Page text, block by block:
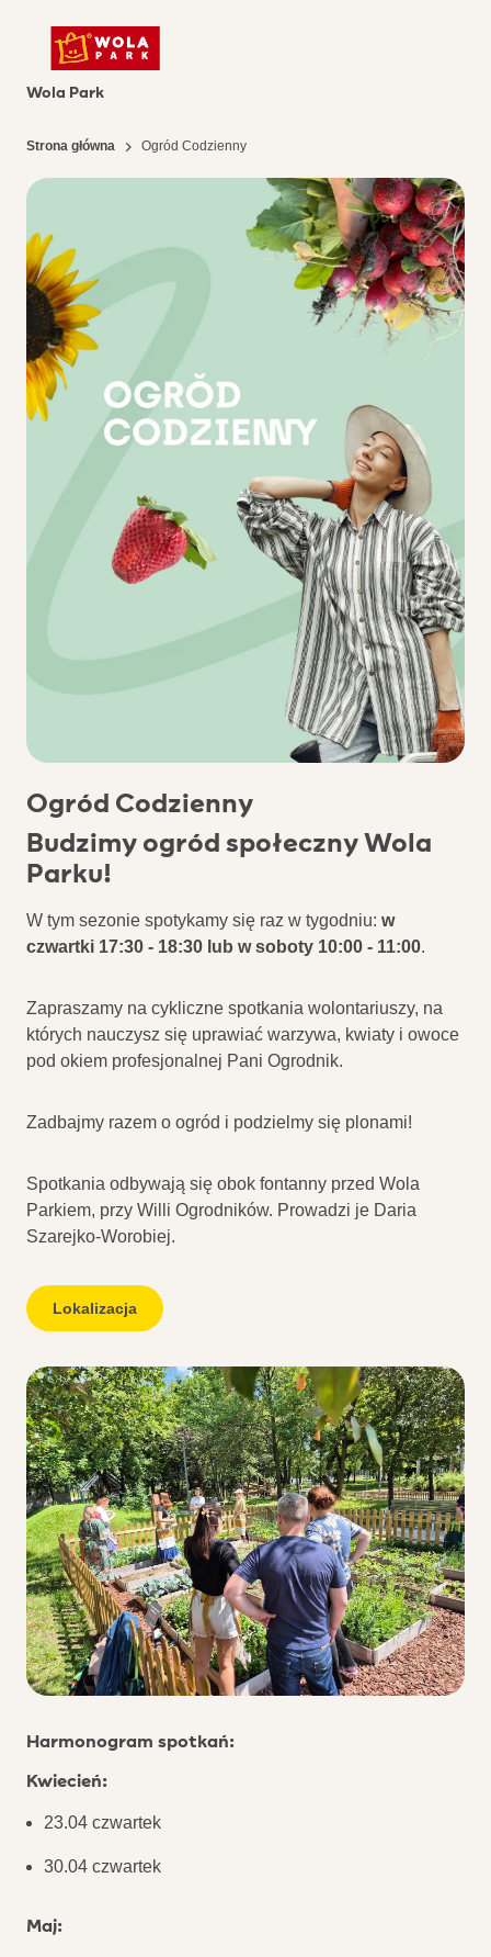
Wola Park
Strona główna Ogród Codzienny
Ogród Codzienny
Budzimy ogród społeczny Wola
Parku!
W tym sezonie spotykamy się raz w tygodniu: w
czwartki 17:30 - 18:30 lub w soboty 10:00 - 11:00.
Zapraszamy na cykliczne spotkania wolontariuszy, na
których nauczysz się uprawiać warzywa, kwiaty i owoce
pod okiem profesjonalnej Pani Ogrodnik.
Zadbajmy razem o ogród i podzielmy się plonami!
Spotkania odbywają się obok fontanny przed Wola
Parkiem, przy Willi Ogrodników. Prowadzi je Daria
Szarejko-Worobiej.
Lokalizacja
Harmonogram spotkań:
Kwiecień:
23.04 czwartek
30.04 czwartek
Maj: